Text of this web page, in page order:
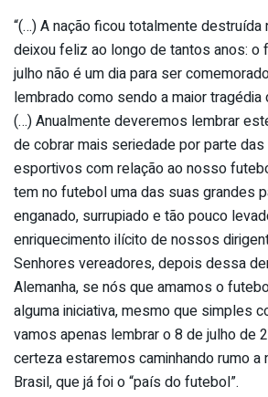
“(…) A nação ficou totalmente destruída
deixou feliz ao longo de tantos anos: o
julho não é um dia para ser
lembrado como sendo a maior
(…) Anualmente deveremos lembrar
de cobrar mais seriedade por parte
esportivos com relação ao nosso
tem no futebol uma das suas grandes
enganado, surrupiado e tão pouco
enriquecimento ilícito de nossos
Senhores vereadores, depois dessa
Alemanha, se nós que amamos o
alguma iniciativa, mesmo que simples
vamos apenas lembrar o 8 de julho de
certeza estaremos caminhando rumo a
Brasil, que já foi o “país do futebol”.